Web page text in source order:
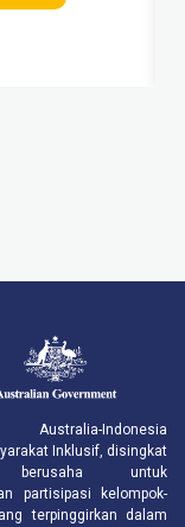
Australia-Indonesia
Inklusif, disingkat
berusaha untuk
partisipasi kelompok-
terpinggirkan dalam